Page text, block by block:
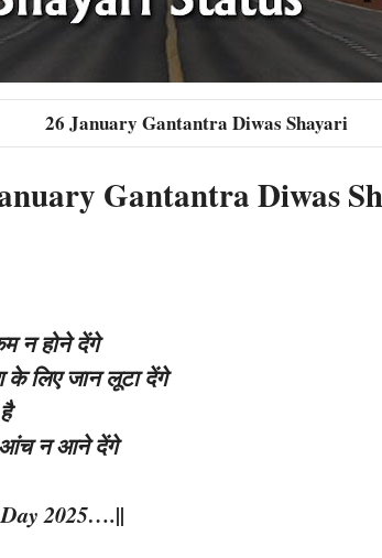
26 January Gantantra Diwas Shayari
Gantantra Diwas
न होने देंगे
लिए जान लूटा देंगे
आंच न आने देंगे
2025….||